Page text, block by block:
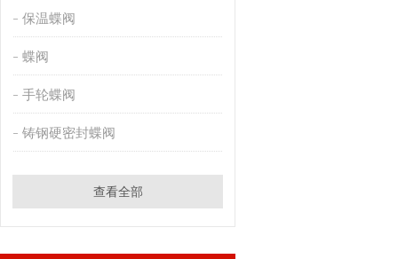
保温蝶阀
蝶阀
手轮蝶阀
铸钢硬密封蝶阀
查看全部